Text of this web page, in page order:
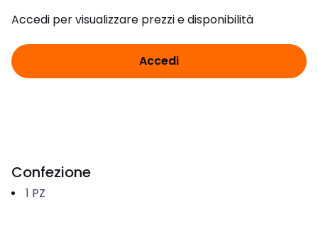
Accedi per visualizzare prezzi e disponibilità
Accedi
Confezione
1 PZ